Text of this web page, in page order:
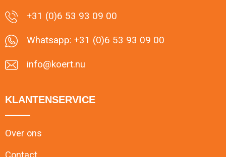
+31 (0)6 53 93 09 00
Whatsapp: +31 (0)6 53 93 09 00
info@koert.nu
KLANTENSERVICE
Over ons
Contact